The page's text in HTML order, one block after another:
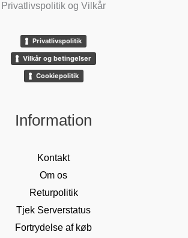
Privatlivspolitik og Vilkår
Privatlivspolitik
Vilkår og betingelser
Cookiepolitik
Information
Kontakt
Om os
Returpolitik
Tjek Serverstatus
Fortrydelse af køb